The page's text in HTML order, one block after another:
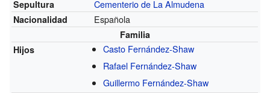
Sepultura Cementerio de La Almudena
Nacionalidad Española
Familia
Hijos
Casto Fernández-Shaw
Rafael Fernández-Shaw
Guillermo Fernández-Shaw